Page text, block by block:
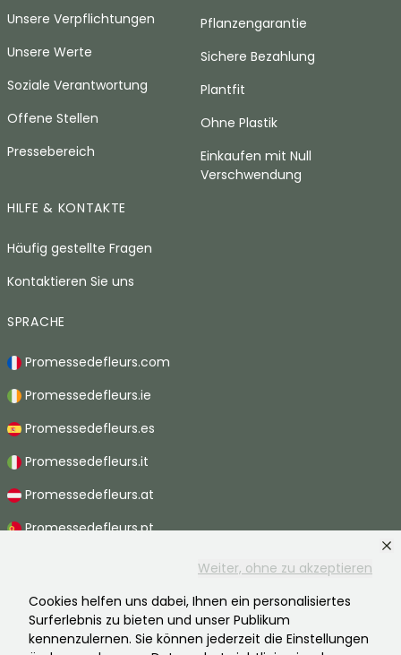
Weiter, ohne zu akzeptieren
Cookies helfen uns dabei, Ihnen ein personalisiertes
Surferlebnis zu bieten und unser Publikum
kennenzulernen. Sie können jederzeit die Einstellungen
Unsere Verpflichtungen
Unsere Werte
Soziale Verantwortung
Offene Stellen
Pressebereich
Pflanzengarantie
Sichere Bezahlung
Plantfit
Ohne Plastik
Einkaufen mit Null
Verschwendung
HILFE & KONTAKTE
Häufig gestellte Fragen
Kontaktieren Sie uns
SPRACHE
Promessedefleurs.com
Promessedefleurs.ie
Promessedefleurs.es
Promessedefleurs.it
Promessedefleurs.at
Promessedefleurs.pt
Promessedefleurs.be
Promessedefleurs.ch